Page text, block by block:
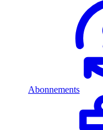
Abonnements